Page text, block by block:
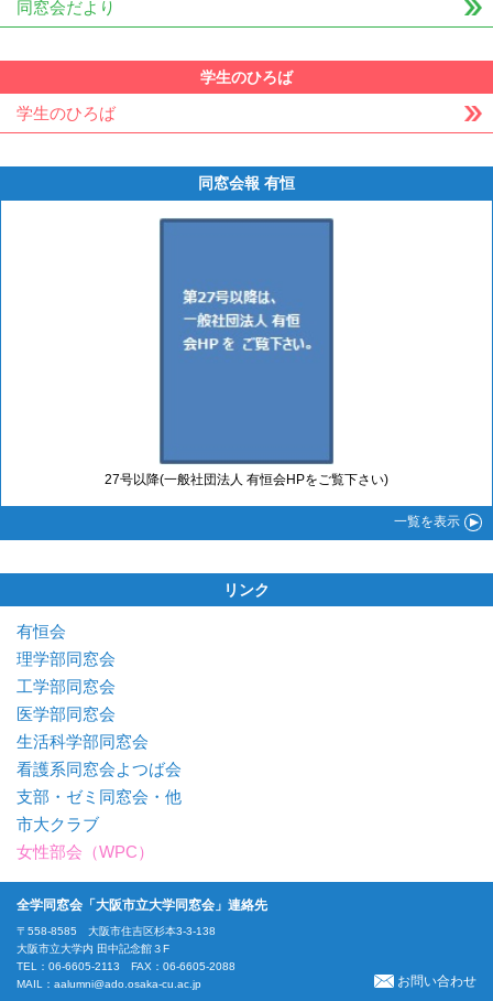
同窓会だより
学生のひろば
学生のひろば
同窓会報 有恒
27号以降(一般社団法人 有恒会HPをご覧下さい)
一覧を表示
リンク
有恒会
理学部同窓会
工学部同窓会
医学部同窓会
生活科学部同窓会
看護系同窓会よつば会
支部・ゼミ同窓会・他
市大クラブ
女性部会（WPC）
全学同窓会「大阪市立大学同窓会」連絡先
〒558-8585 大阪市住吉区杉本3-3-138
大阪市立大学内 田中記念館３F
TEL：06-6605-2113 FAX：06-6605-2088
MAIL： aalumni@ado.osaka-cu.ac.jp お問い合わせ